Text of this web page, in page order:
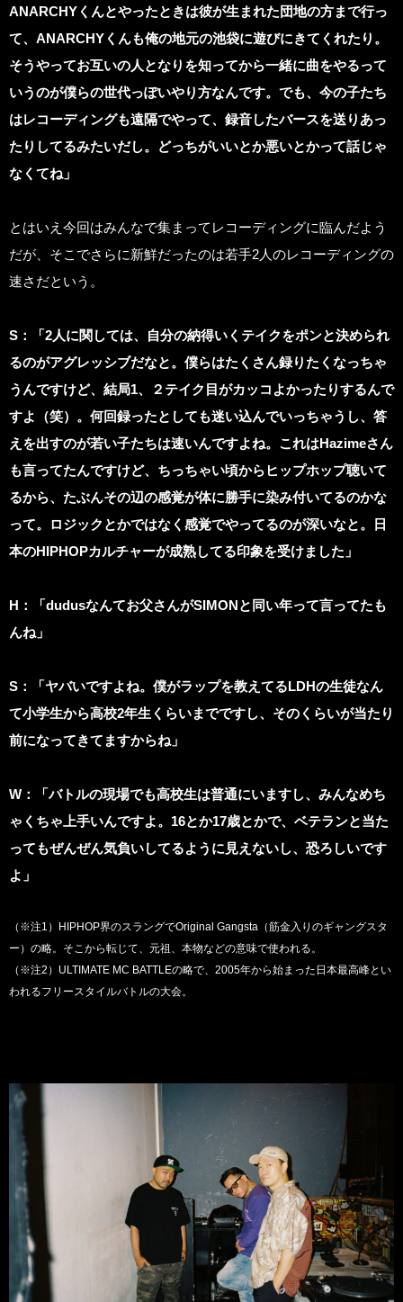
ANARCHYくんとやったときは彼が生まれた団地の方まで行っ
て、ANARCHYくんも俺の地元の池袋に遊びにきてくれたり。
そうやってお互いの人となりを知ってから一緒に曲をやるって
いうのが僕らの世代っぽいやり方なんです。でも、今の子たち
はレコーディングも遠隔でやって、録音したバースを送りあっ
たりしてるみたいだし。どっちがいいとか悪いとかって話じゃ
なくてね」
とはいえ今回はみんなで集まってレコーディングに臨んだよう
だが、そこでさらに新鮮だったのは若手2人のレコーディングの
速さだという。
S ：「2人に関しては、自分の納得いくテイクをポンと決められ
るのがアグレッシブだなと。僕らはたくさん録りたくなっちゃ
うんですけど、結局1、２テイク目がカッコよかったりするんで
すよ（笑）。何回録ったとしても迷い込んでいっちゃうし、答
えを出すのが若い子たちは速いんですよね。これはHazimeさん
も言ってたんですけど、ちっちゃい頃からヒップホップ聴いて
るから、たぶんその辺の感覚が体に勝手に染み付いてるのかな
って。ロジックとかではなく感覚でやってるのが深いなと。日
本のHIPHOPカルチャーが成熟してる印象を受けました」
H：「dudusなんてお父さんがSIMONと同い年って言ってたも
んね」
S ：「ヤバいですよね。僕がラップを教えてるLDHの生徒なん
て小学生から高校2年生くらいまでですし、そのくらいが当たり
前になってきてますからね」
W ：「バトルの現場でも高校生は普通にいますし、みんなめち
ゃくちゃ上手いんですよ。16とか17歳とかで、ベテランと当た
ってもぜんぜん気負いしてるように見えないし、恐ろしいです
よ」
（※注1）HIPHOP界のスラングでOriginal Gangsta（筋金入りのギャングスタ
ー）の略。そこから転じて、元祖、本物などの意味で使われる。
（※注2）ULTIMATE MC BATTLEの略で、2005年から始まった日本最高峰とい
われるフリースタイルバトルの大会。